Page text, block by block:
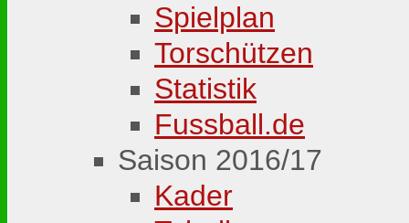
Spielplan
Torschützen
Statistik
Fussball.de
Saison 2016/17
Kader